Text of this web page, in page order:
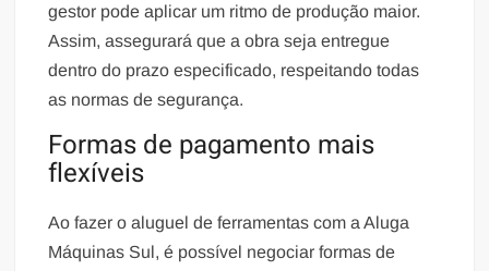
gestor pode aplicar um ritmo de produção maior.
Assim, assegurará que a obra seja entregue
dentro do prazo especificado, respeitando todas
as normas de segurança.
Formas de pagamento mais
flexíveis
Ao fazer o aluguel de ferramentas com a Aluga
Máquinas Sul, é possível negociar formas de